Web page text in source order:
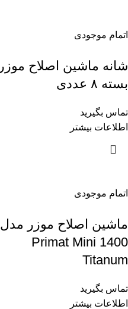
اتمام موجودی
شانه ماشین اصلاح موزر
بسته ۸ عددی
تماس بگیرید
اطلاعات بیشتر
اتمام موجودی
ماشین اصلاح موزر مدل
1400 Primat Mini
Titanum
تماس بگیرید
اطلاعات بیشتر